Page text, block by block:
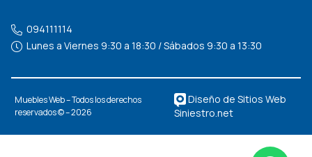
094111114
Lunes a Viernes 9:30 a 18:30 / Sábados 9:30 a 13:30
Muebles Web – Todos los derechos
reservados © – 2026
Diseño de Sitios Web
Siniestro.net